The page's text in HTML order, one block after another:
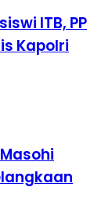
ITB, PP
Kapolri